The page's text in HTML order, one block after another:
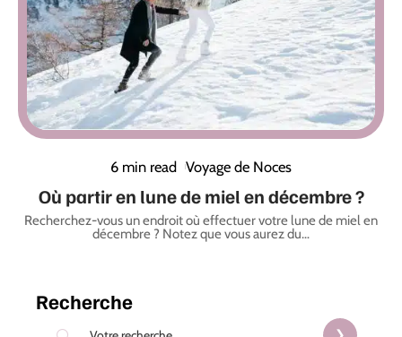
6 min read Voyage de Noces
Où partir en lune de miel en décembre ?
Recherchez-vous un endroit où effectuer votre lune de miel en
décembre ? Notez que vous aurez du…
Recherche